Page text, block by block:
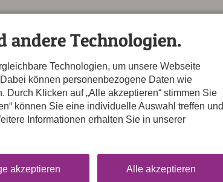
Technologien.
Technologien, um unsere Webseite
können personenbezogene Daten wie
Klicken auf „Alle akzeptieren“ stimmen Sie
können Sie eine individuelle Auswahl treffen und
Informationen erhalten Sie in unserer
Alle akzeptieren
akzeptieren